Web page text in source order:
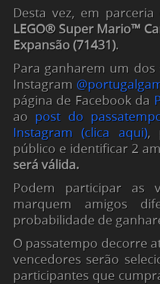
Desta vez, em
LEGO® Super Mario™
Expansão (71431).
Para ganharem um dos
Instagram
página de Facebook da
ao post do
Instagram (clica aqui),
público e identificar 2
será válida.
Podem participar as
marquem amigos
probabilidade de
O passatempo decorre
vencedores serão
participantes que